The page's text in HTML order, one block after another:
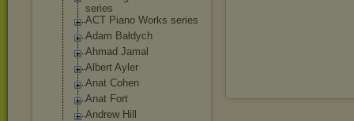
series
ACT Piano Works series
Adam Bałdych
Ahmad Jamal
Albert Ayler
Anat Cohen
Anat Fort
Andrew Hill